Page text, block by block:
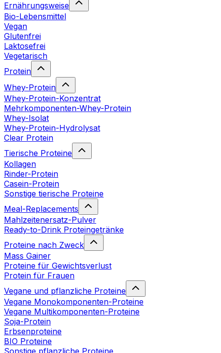
Ernährungsweise
Bio-Lebensmittel
Vegan
Glutenfrei
Laktosefrei
Vegetarisch
Protein
Whey-Protein
Whey-Protein-Konzentrat
Mehrkomponenten-Whey-Protein
Whey-Isolat
Whey-Protein-Hydrolysat
Clear Protein
Tierische Proteine
Kollagen
Rinder-Protein
Casein-Protein
Sonstige tierische Proteine
Meal-Replacements
Mahlzeitenersatz-Pulver
Ready-to-Drink Proteingetränke
Proteine nach Zweck
Mass Gainer
Proteine für Gewichtsverlust
Protein für Frauen
Vegane und pflanzliche Proteine
Vegane Monokomponenten-Proteine
Vegane Multikomponenten-Proteine
Soja-Protein
Erbsenproteine
BIO Proteine